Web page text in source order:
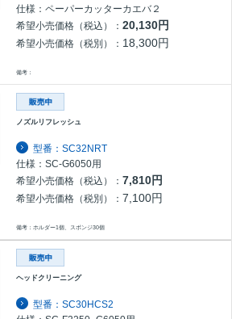
仕様：ペーパーカッターカエバ２
希望小売価格（税込）：20,130円
希望小売価格（税別）： 18,300円
備考：
ノズルリフレッシュ
型番：SC32NRT
仕様：SC-G6050用
希望小売価格（税込）： 7,810円
希望小売価格（税別）： 7,100円
備考：ホルダー1個、スポンジ30個
ヘッドクリーニング
型番：SC30HCS2